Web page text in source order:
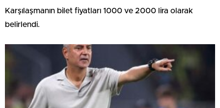
Karşılaşmanın bilet fiyatları 1000 ve 2000 lira olarak
belirlendi.